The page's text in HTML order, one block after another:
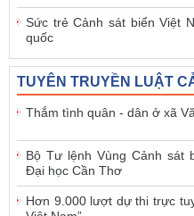
Sức trẻ Cảnh sát biển Việt
quốc
TUYÊN TRUYỀN LUẬT
Thắm tình quân - dân ở xã
Bộ Tư lệnh Vùng Cảnh sát
Đại học Cần Thơ
Hơn 9.000 lượt dự thi trực